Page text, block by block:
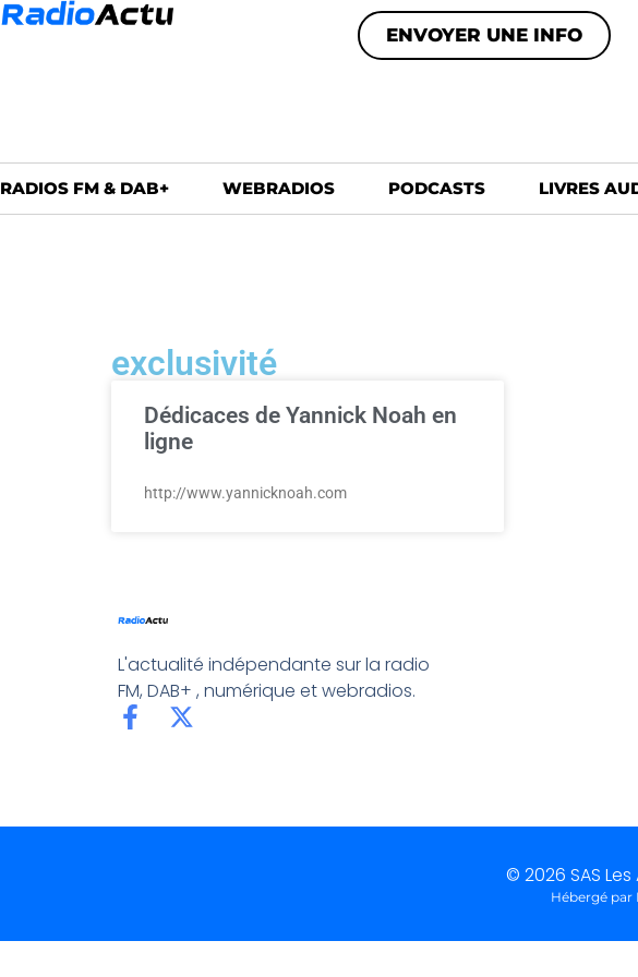
ENVOYER UNE INFO
RADIOS FM & DAB+ WEBRADIOS PODCASTS LIVRES
exclusivité
Dédicaces de Yannick Noah en
ligne
http://www.yannicknoah.com
L'actualité indépendante sur la radio
FM, DAB+ , numérique et webradios.
© 2026 SAS
Hébergé par